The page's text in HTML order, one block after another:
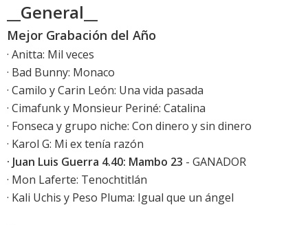
__General__
Mejor Grabación del Año
· Anitta: Mil veces
· Bad Bunny: Monaco
· Camilo y Carin León: Una vida pasada
· Cimafunk y Monsieur Periné: Catalina
· Fonseca y grupo niche: Con dinero y sin dinero
· Karol G: Mi ex tenía razón
· Juan Luis Guerra 4.40: Mambo 23 - GANADOR
· Mon Laferte: Tenochtitlán
· Kali Uchis y Peso Pluma: Igual que un ángel